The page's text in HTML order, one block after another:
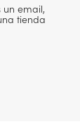
un email,
tienda